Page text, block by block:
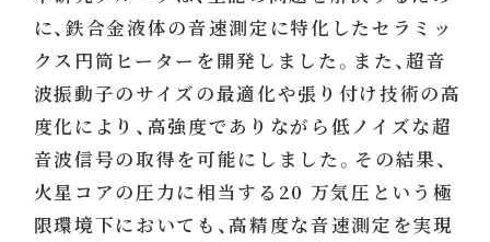
に、鉄合金液体の音速測定に特化したセラミッ
クス円筒ヒーターを開発しました。また、超音
波振動子のサイズの最適化や張り付け技術の高
度化により、高強度でありながら低ノイズな超
音波信号の取得を可能にしました。その結果、
火星コアの圧力に相当する20 万気圧という極
限環境下においても、高精度な音速測定を実現